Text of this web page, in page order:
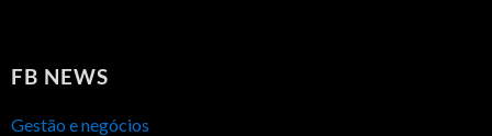
FB NEWS
Gestão e negócios